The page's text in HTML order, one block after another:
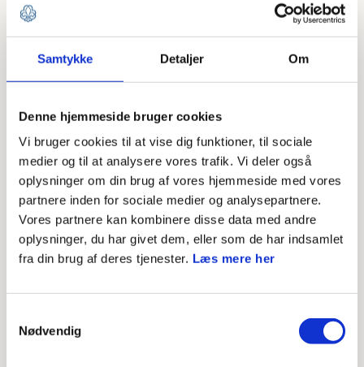
Samtykke Detaljer Om
Denne hjemmeside bruger cookies
Vi bruger cookies til at vise dig funktioner, til sociale
medier og til at analysere vores trafik. Vi deler også
oplysninger om din brug af vores hjemmeside med vores
partnere inden for sociale medier og analysepartnere.
Vores partnere kan kombinere disse data med andre
oplysninger, du har givet dem, eller som de har indsamlet
fra din brug af deres tjenester. Læs mere her
Nødvendig
trivselsudfordringer og efterveerne af
På trods af disse udfordringer formåede korpset at
realisere et positivt regnskab med et markant overskud.
Driftsoverskuddet før afskrivninger og finansielle poster
nåede 1,6 million - langt over det budgetterede overskud
på knap en halv million. Efter afskrivninger og finansielle
poster landede overskuddet på 282.892 kroner, modsat
Korpsets omsætning ligger på et stabilt niveau. De